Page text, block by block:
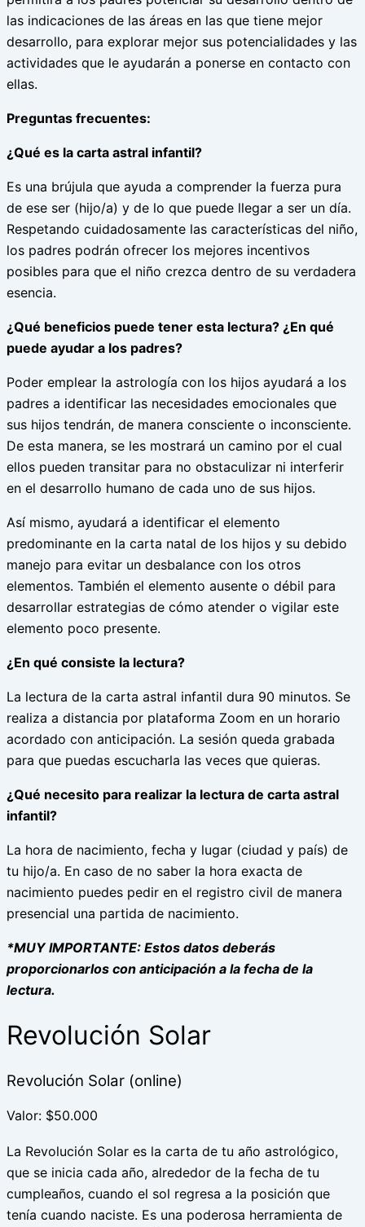
las indicaciones de las áreas en las que tiene mejor
desarrollo, para explorar mejor sus potencialidades y las
actividades que le ayudarán a ponerse en contacto con
ellas.
Preguntas frecuentes:
¿Qué es la carta astral infantil?
Es una brújula que ayuda a comprender la fuerza pura
de ese ser (hijo/a) y de lo que puede llegar a ser un día.
Respetando cuidadosamente las características del niño,
los padres podrán ofrecer los mejores incentivos
posibles para que el niño crezca dentro de su verdadera
esencia.
¿Qué beneficios puede tener esta lectura? ¿En qué
puede ayudar a los padres?
Poder emplear la astrología con los hijos ayudará a los
padres a identificar las necesidades emocionales que
sus hijos tendrán, de manera consciente o inconsciente.
De esta manera, se les mostrará un camino por el cual
ellos pueden transitar para no obstaculizar ni interferir
en el desarrollo humano de cada uno de sus hijos.
Así mismo, ayudará a identificar el elemento
predominante en la carta natal de los hijos y su debido
manejo para evitar un desbalance con los otros
elementos. También el elemento ausente o débil para
desarrollar estrategias de cómo atender o vigilar este
elemento poco presente.
¿En qué consiste la lectura?
La lectura de la carta astral infantil dura 90 minutos. Se
realiza a distancia por plataforma Zoom en un horario
acordado con anticipación. La sesión queda grabada
para que puedas escucharla las veces que quieras.
¿Qué necesito para realizar la lectura de carta astral
infantil?
La hora de nacimiento, fecha y lugar (ciudad y país) de
tu hijo/a. En caso de no saber la hora exacta de
nacimiento puedes pedir en el registro civil de manera
presencial una partida de nacimiento.
*MUY IMPORTANTE: Estos datos deberás
proporcionarlos con anticipación a la fecha de la
lectura.
Revolución Solar
Revolución Solar (online)
Valor: $50.000
La Revolución Solar es la carta de tu año astrológico,
que se inicia cada año, alrededor de la fecha de tu
cumpleaños, cuando el sol regresa a la posición que
tenía cuando naciste. Es una poderosa herramienta de